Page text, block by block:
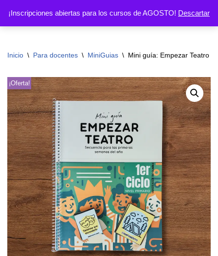
¡Inscripciones abiertas para los cursos de AGOSTO! Descartar
Ir
Inicio \ Para docentes \ MiniGuias \ Mini guía: Empezar Teatro
¡Oferta!